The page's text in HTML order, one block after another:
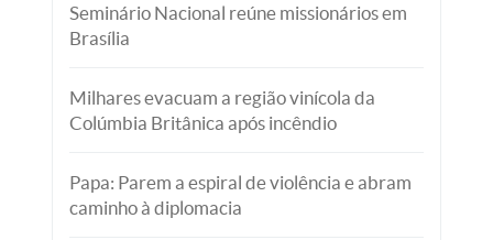
Seminário Nacional reúne missionários em
Brasília
Milhares evacuam a região vinícola da
Colúmbia Britânica após incêndio
Papa: Parem a espiral de violência e abram
caminho à diplomacia